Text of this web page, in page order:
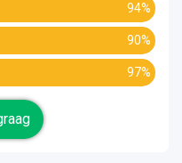
94%
90%
97%